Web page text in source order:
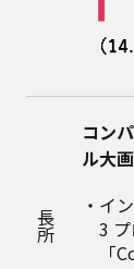
長所
コン
ル大
・イ
3
「